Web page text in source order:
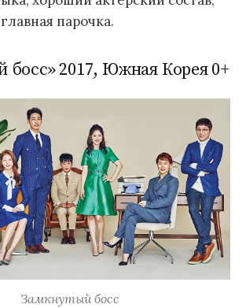
парочка.
босс» 2017, Южная Корея 0+
Замкнутый босс